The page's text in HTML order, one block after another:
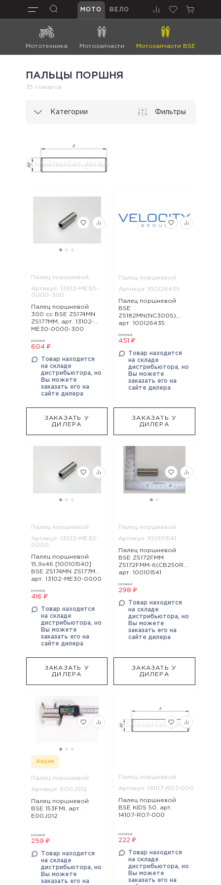
МОТО ВЕЛО
Мототехника Мотозапчасти Мотозапчасти BSE
ПАЛЬЦЫ ПОРШНЯ
35 товаров
Категории Фильтры
Палец поршневой
Артикул: 13102-ME30-
0000-300
Палец поршневой
300 cc BSE ZS174MN
ZS177MM, арт. 13102-
ME30-0000-300
розница
604 ₽
Товар находится
на складе
дистрибьютора, но
Вы можете
заказать его на
сайте дилера
ЗАКАЗАТЬ У
ДИЛЕРА
Палец поршневой
Артикул: 100126435
Палец поршневой
BSE
ZS182MN(NC300S),
арт. 100126435
розница
451 ₽
Товар находится
на складе
дистрибьютора, но
Вы можете
заказать его на
сайте дилера
ЗАКАЗАТЬ У
ДИЛЕРА
Палец поршневой
Артикул: 13102-ME30-
0000
Палец поршневой
15,9x46 [100101540]
BSE ZS174MN ZS177MM,
арт. 13102-ME30-0000
розница
416 ₽
Товар находится
на складе
дистрибьютора, но
Вы можете
заказать его на
сайте дилера
ЗАКАЗАТЬ У
ДИЛЕРА
Палец поршневой
Артикул: 100101541
Палец поршневой
BSE ZS172FMM
ZS172FMM-6(CB250R),
арт. 100101541
розница
298 ₽
Товар находится
на складе
дистрибьютора, но
Вы можете
заказать его на
сайте дилера
ЗАКАЗАТЬ У
ДИЛЕРА
Акция
Палец поршневой
Артикул: E00J012
Палец поршневой
BSE 153FMI, арт.
E00J012
розница
259 ₽
Товар находится
на складе
дистрибьютора, но
Вы можете
заказать его на
Палец поршневой
Артикул: 14107-R07-000
Палец поршневой
BSE KIDS 50, арт.
14107-R07-000
розница
222 ₽
Товар находится
на складе
дистрибьютора, но
Вы можете
заказать его на